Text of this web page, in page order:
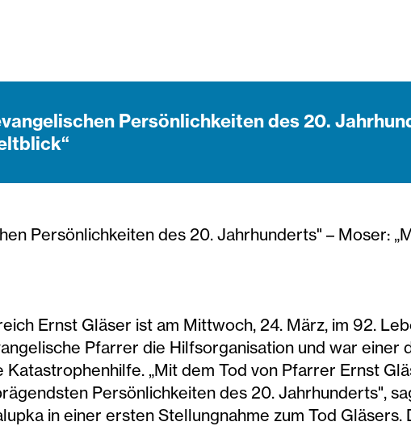
Persönlichkeiten des 20.
Persönlichkeiten des 20. Jahrhunderts" – Moser:
Ernst Gläser ist am Mittwoch, 24. März, im 92.
Pfarrer die Hilfsorganisation und war einer
„Mit dem Tod von Pfarrer Ernst
Persönlichkeiten des 20. Jahrhunderts",
in einer ersten Stellungnahme zum Tod Gläsers.